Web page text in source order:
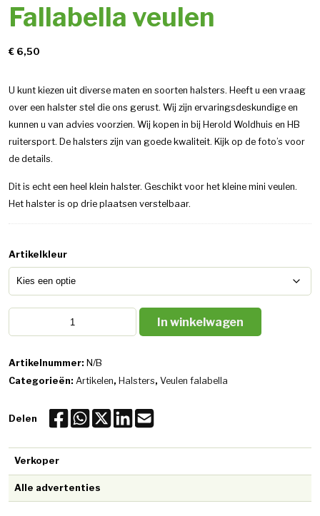
Fallabella veulen
€ 6,50
U kunt kiezen uit diverse maten en soorten halsters. Heeft u een vraag
over een halster stel die ons gerust. Wij zijn ervaringsdeskundige en
kunnen u van advies voorzien. Wij kopen in bij Herold Woldhuis en HB
ruitersport. De halsters zijn van goede kwaliteit. Kijk op de foto’s voor
de details.
Dit is echt een heel klein halster. Geschikt voor het kleine mini veulen.
Het halster is op drie plaatsen verstelbaar.
Artikelkleur
Fallabella
aantal
In winkelwagen
Artikelnummer: N/B
Categorieën: Artikelen, Halsters, Veulen falabella
Delen
Verkoper
Alle advertenties